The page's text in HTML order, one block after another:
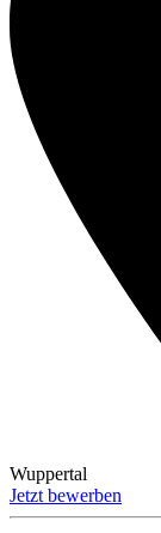
Wuppertal
Jetzt bewerben